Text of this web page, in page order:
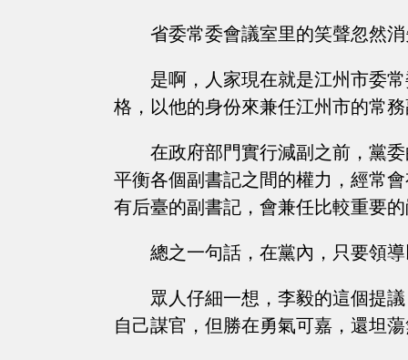
省委常委會議室里的笑聲忽然
是啊，人家現在就是江州市委
格，以他的身份來兼任江州市的常
在政府部門實行減副之前，黨
平衡各個副書記之間的權力，經常
有后臺的副書記，會兼任比較重要
總之一句話，在黨內，只要領
眾人仔細一想，李毅的這個提
自己謀官，但勝在勇氣可嘉，還坦